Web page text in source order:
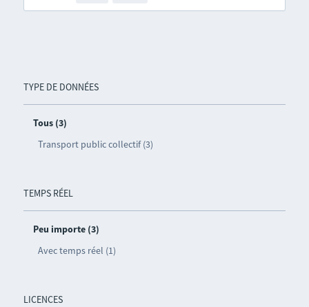
TYPE DE DONNÉES
Tous (3)
Transport public collectif (3)
TEMPS RÉEL
Peu importe (3)
Avec temps réel (1)
LICENCES